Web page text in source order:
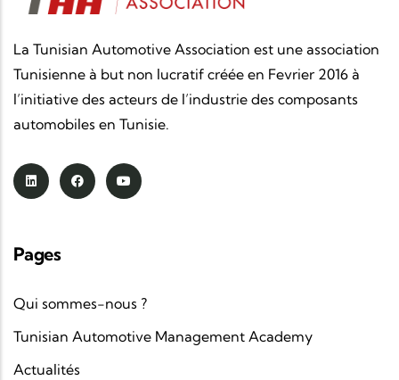
La Tunisian Automotive Association est une association
Tunisienne à but non lucratif créée en Fevrier 2016 à
l’initiative des acteurs de l’industrie des composants
automobiles en Tunisie.
Pages
Qui sommes-nous ?
Tunisian Automotive Management Academy
Actualités